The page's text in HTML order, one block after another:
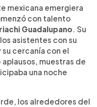
confirmó su
en una noche
mexicana emergiera
con talento
Guadalupano. Su
asistentes con su
cercanía con el
muestras de
una noche
los alrededores del